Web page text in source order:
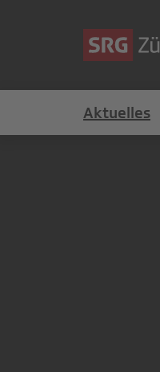
Aktuelles